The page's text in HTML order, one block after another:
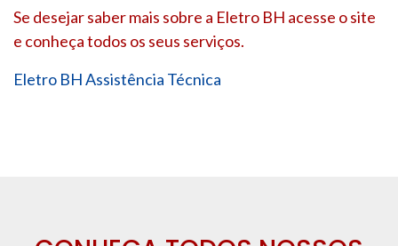
Se desejar saber mais sobre a Eletro BH acesse o site
e conheça todos os seus serviços.
Eletro BH Assistência Técnica